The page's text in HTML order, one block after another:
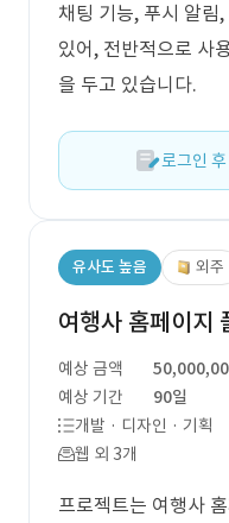
채팅 기능, 푸시 알림
있어, 전반적으로 사
을 두고 있습니다.
로그인
유사도 높음 외주
여행사 홈페이지
예상 금액
예상 기간
90일
개발 · 디자인 · 기획
웹 외 3개
프로젝트는 여행사